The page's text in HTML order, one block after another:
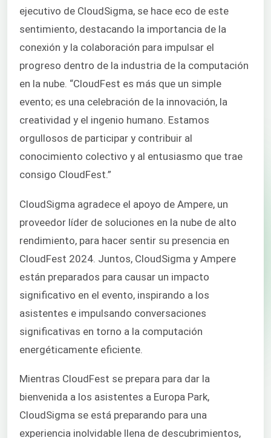
ejecutivo de CloudSigma, se hace eco de este
sentimiento, destacando la importancia de la
conexión y la colaboración para impulsar el
progreso dentro de la industria de la computación
en la nube. “CloudFest es más que un simple
evento; es una celebración de la innovación, la
creatividad y el ingenio humano. Estamos
orgullosos de participar y contribuir al
conocimiento colectivo y al entusiasmo que trae
consigo CloudFest.”
CloudSigma agradece el apoyo de Ampere, un
proveedor líder de soluciones en la nube de alto
rendimiento, para hacer sentir su presencia en
CloudFest 2024. Juntos, CloudSigma y Ampere
están preparados para causar un impacto
significativo en el evento, inspirando a los
asistentes e impulsando conversaciones
significativas en torno a la computación
energéticamente eficiente.
Mientras CloudFest se prepara para dar la
bienvenida a los asistentes a Europa Park,
CloudSigma se está preparando para una
experiencia inolvidable llena de descubrimientos,